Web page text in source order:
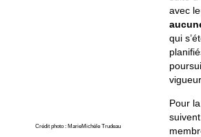
Crédit photo : MarieMichèle Trudeau
avec
qui
Pour